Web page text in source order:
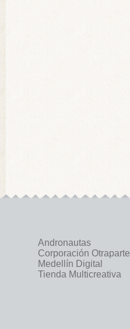
Andronautas
Corporación Otraparte
Medellín Digital
Tienda Multicreativa